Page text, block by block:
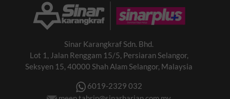
Sinar Karangkraf Sdn. Bhd.
Lot 1, Jalan Renggam 15/5, Persiaran Selangor,
Seksyen 15, 40000 Shah Alam Selangor, Malaysia
6019-2329 032